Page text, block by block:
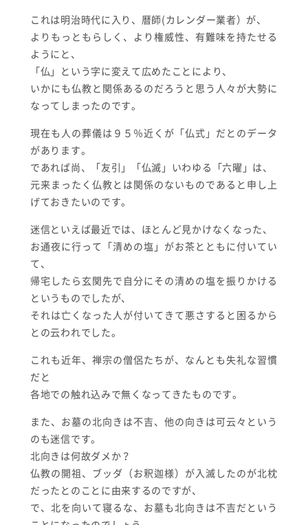
これは明治時代に入り、暦師(カレンダー業者）が、
よりもっともらしく、より権威性、有難味を持たせる
ようにと、
「仏」という字に変えて広めたことにより、
いかにも仏教と関係あるのだろうと思う人々が大勢に
なってしまったのです。
現在も人の葬儀は９５％近くが「仏式」だとのデータ
があります。
であれば尚、「友引」「仏滅」いわゆる「六曜」は、
元来まったく仏教とは関係のないものであると申し上
げておきたいのです。
迷信といえば最近では、ほとんど見かけなくなった、
お通夜に行って「清めの塩」がお茶とともに付いてい
て、
帰宅したら玄関先で自分にその清めの塩を振りかける
というものでしたが、
それは亡くなった人が付いてきて悪さすると困るから
との云われでした。
これも近年、禅宗の僧侶たちが、なんとも失礼な習慣
だと
各地での触れ込みで無くなってきたものです。
また、お墓の北向きは不吉、他の向きは可云々という
のも迷信です。
北向きは何故ダメか？
仏教の開祖、ブッダ（お釈迦様）が入滅したのが北枕
だったとのことに由来するのですが、
で、北を向いて寝るな、お墓も北向きは不吉だという